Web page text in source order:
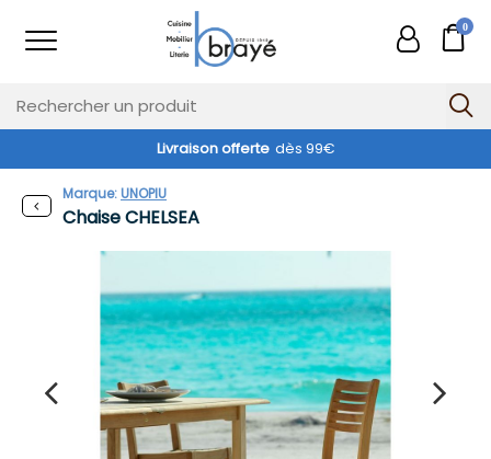
0
Livraison offerte dès 99€
Exclusivité web !
Chaise CHELSEA
Marque:UNOPIU